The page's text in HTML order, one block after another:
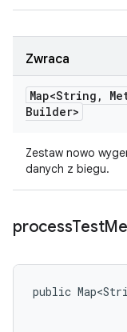
Zwraca
Map<String ,
Builder>
Zestaw nowo
danych z biegu.
processTest
public